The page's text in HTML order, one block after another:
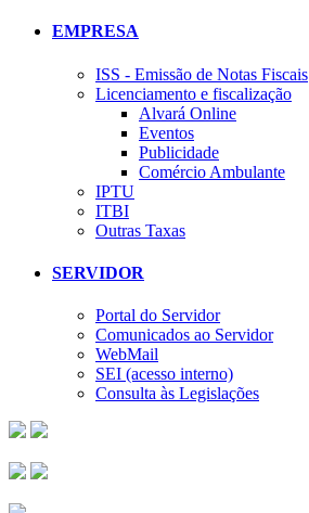
EMPRESA
ISS - Emissão de Notas Fiscais
Licenciamento e fiscalização
Alvará Online
Eventos
Publicidade
Comércio Ambulante
IPTU
ITBI
Outras Taxas
SERVIDOR
Portal do Servidor
Comunicados ao Servidor
WebMail
SEI (acesso interno)
Consulta às Legislações